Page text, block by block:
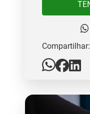
Compartilhar: